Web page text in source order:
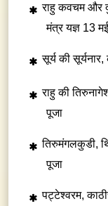
राहु कवचम और
मंत्र यज्ञ 13
सूर्य की
राहु की
पूजा
तिरुमंगलकुडी,
पूजा
पट्टेश्वरम,